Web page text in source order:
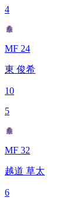
4
MF 24
東 俊希
10
5
MF 32
越道 草太
6